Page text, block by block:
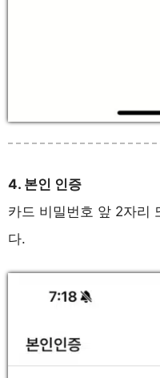
4. 본인 인증
카드 비밀번호 앞 2자리
다.